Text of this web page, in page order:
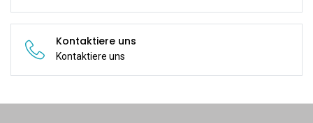
Kontaktiere uns
Kontaktiere uns